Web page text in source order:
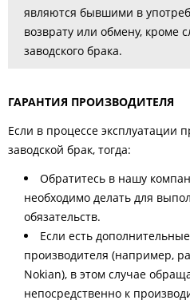
являются бывшими в
возврату или обмену, кроме
заводского брака.
ГАРАНТИЯ ПРОИЗВОДИТЕЛЯ
Если в процессе эксплуатации
заводской брак, тогда:
Обратитесь в нашу
необходимо делать для
обязательств.
Если есть
производителя (например,
Nokian), в этом случае
непосредственно к